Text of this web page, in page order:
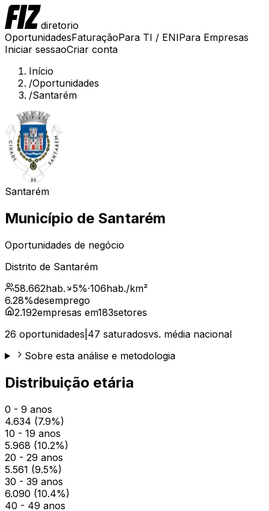
diretorio
OportunidadesFaturaçãoPara TI / ENIPara Empresas
Iniciar sessaoCriar conta
Início
/Oportunidades
/Santarém
Santarém
Município de Santarém
Oportunidades de negócio
Distrito de Santarém
58.662hab. 5%·106hab./km²
6.28%desemprego
2.192empresas em183setores
26 oportunidades 47 saturadosvs. média nacional
Sobre esta análise e metodologia
Distribuição etária
0 - 9 anos
4.634 (7.9%)
10 - 19 anos
5.968 (10.2%)
20 - 29 anos
5.561 (9.5%)
30 - 39 anos
6.090 (10.4%)
40 - 49 anos